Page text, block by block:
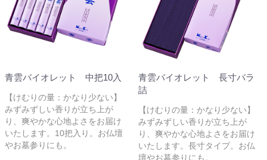
青雲バイオレット 中把10入
【けむりの量：かなり少ない】
みずみずしい香りが立ち上が
り、爽やかな心地よさをお届け
いたします。10把入り。お仏壇
やお墓参りにも。
青雲バイオレット 長寸バラ
詰
【けむりの量：かなり少ない】
みずみずしい香りが立ち上が
り、爽やかな心地よさをお届け
いたします。長寸タイプ。お仏
壇やお墓参りにも。